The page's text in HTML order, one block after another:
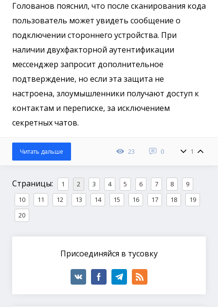
Голованов пояснил, что после сканирования кода
пользователь может увидеть сообщение о
подключении стороннего устройства. При
наличии двухфакторной аутентификации
мессенджер запросит дополнительное
подтверждение, но если эта защита не
настроена, злоумышленники получают доступ к
контактам и переписке, за исключением
секретных чатов.
23 0 1
Читать дальше
Страницы: 1 2 3 4 5 6 7 8
9
10
11 12 13 14 15 16 17 18
19
20
Присоединяйся в тусовку